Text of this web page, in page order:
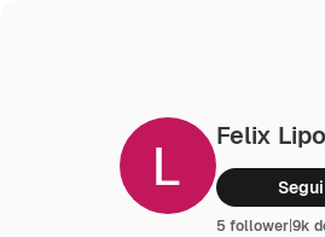
Felix
Segui
5 follower|9k